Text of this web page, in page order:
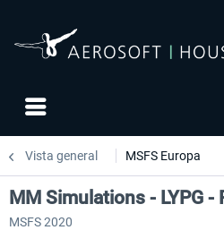
Vista general MSFS Europa
MM Simulations - LYPG
MSFS 2020